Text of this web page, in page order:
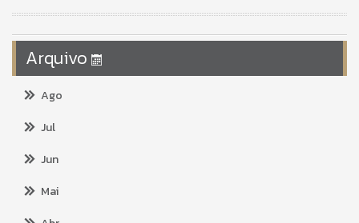
Arquivo
Ago
Jul
Jun
Mai